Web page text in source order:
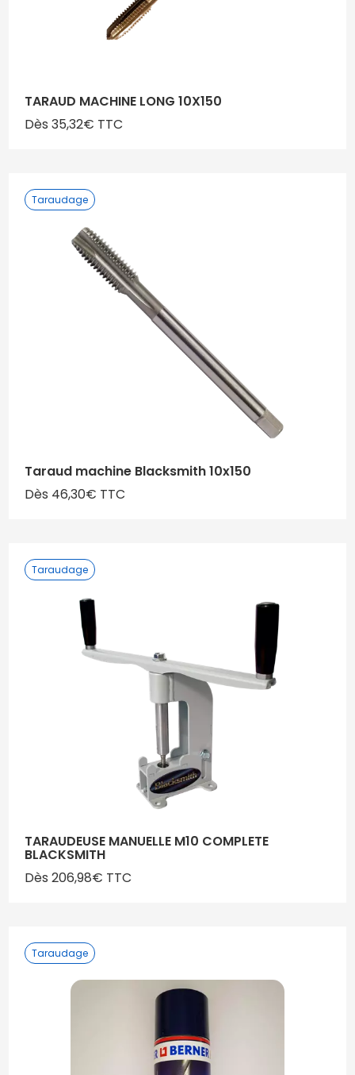
TARAUD MACHINE LONG 10X150
Dès 35,32€ TTC
Taraudage
Taraud machine Blacksmith 10x150
Dès 46,30€ TTC
Taraudage
TARAUDEUSE MANUELLE M10 COMPLETE
BLACKSMITH
Dès 206,98€ TTC
Taraudage